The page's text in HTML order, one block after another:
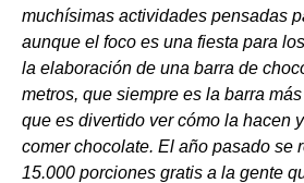
muchísimas actividades pensadas
aunque el foco es una fiesta para
la elaboración de una barra de
metros, que siempre es la barra
que es divertido ver cómo la hacen
comer chocolate. El año pasado se
15.000 porciones gratis a la gente